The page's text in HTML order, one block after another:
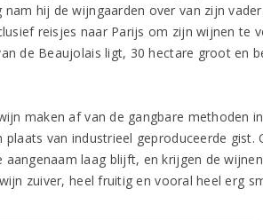
hij de wijngaarden over van zijn
reisjes naar Parijs om zijn wijnen te
de Beaujolais ligt, 30 hectare groot en
maken af van de gangbare methoden
plaats van industrieel geproduceerde
aangenaam laag blijft, en krijgen de
zuiver, heel fruitig en vooral heel erg